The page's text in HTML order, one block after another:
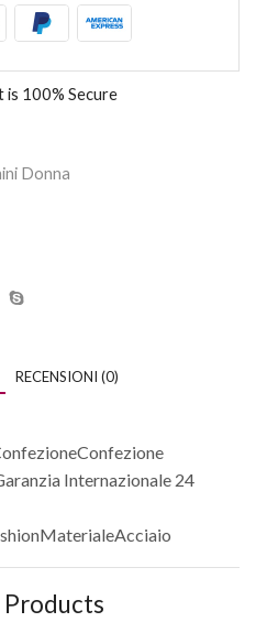
is 100% Secure
Donna
RECENSIONI (0)
Internazionale 24
Products